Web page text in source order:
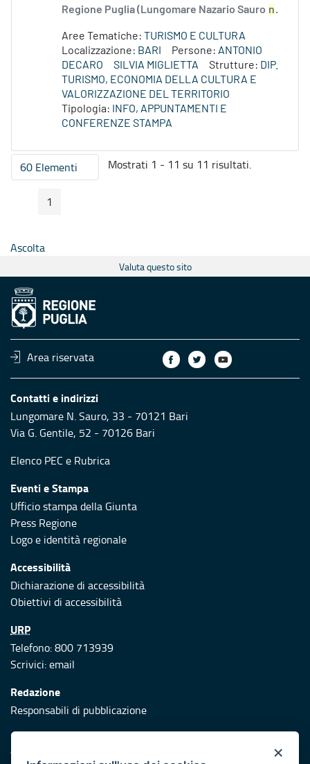
Regione Puglia (Lungomare Nazario Sauro n.
Aree Tematiche: TURISMO E CULTURA
Localizzazione: BARI Persone: ANTONIO
DECARO
SILVIA MIGLIETTA Strutture: DIP.
TURISMO, ECONOMIA DELLA CULTURA E
VALORIZZAZIONE DEL TERRITORIO
Tipologia:
INFO, APPUNTAMENTI E
CONFERENZE STAMPA
60 ElementiPer pagina
Mostrati 1 - 11 su 11 risultati.
Pagina Precedente
Pagina
1
Ascolta
Valuta questo sito
Area riservata
Contatti e indirizzi
Lungomare N. Sauro, 33 - 70121 Bari
Via G. Gentile, 52 - 70126 Bari
Elenco PEC e Rubrica
Eventi e Stampa
Ufficio stampa della Giunta
Press Regione
Logo e identità regionale
Accessibilità
Dichiarazione di accessibilità
Obiettivi di accessibilità
URP
Telefono: 800 713939
Scrivici:email
Redazione
Responsabili di pubblicazione
Protezione civile
Vai al sito di Protezione Civile Puglia ×